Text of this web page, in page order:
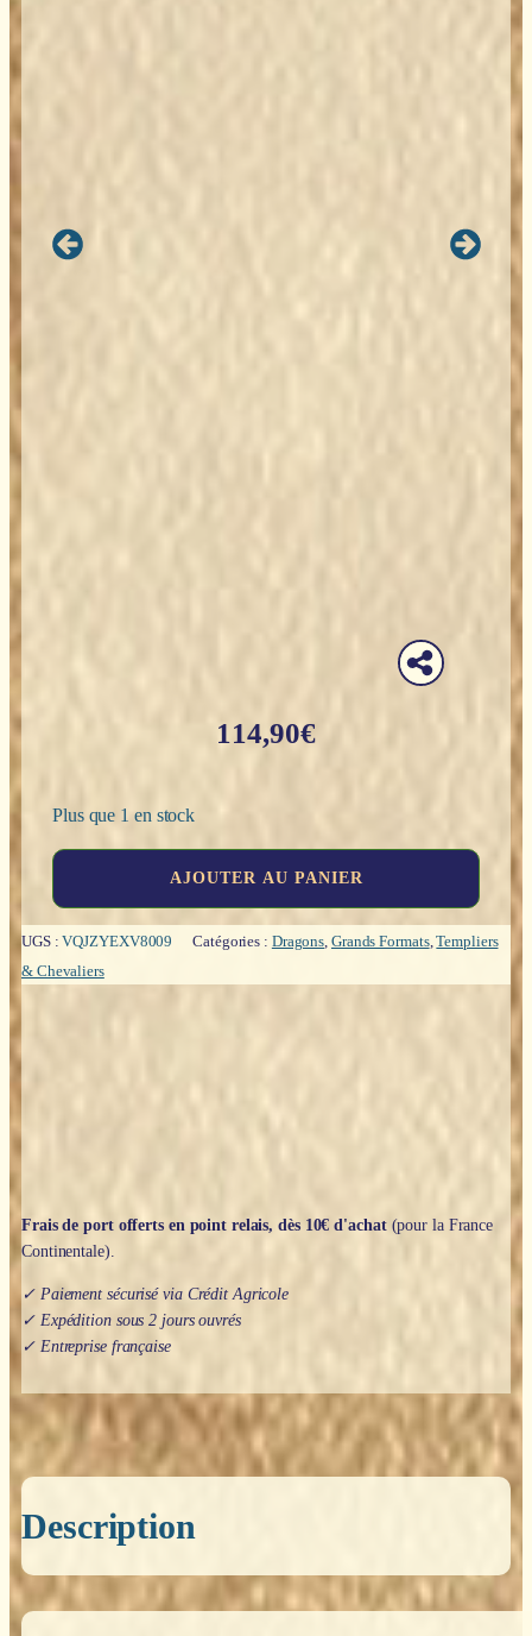
114,90€
Plus que 1 en stock
Templier
dragon
AJOUTER AU PANIER
UGS :VQJZYEXV8009 Catégories : Dragons, Grands Formats,Templiers
& Chevaliers
Frais de port offerts en point relais, dès 10€ d'achat(pour la France
Continentale).
✓ Paiement sécurisé via Crédit Agricole
✓ Expédition sous 2 jours ouvrés
✓ Entreprise française
Description